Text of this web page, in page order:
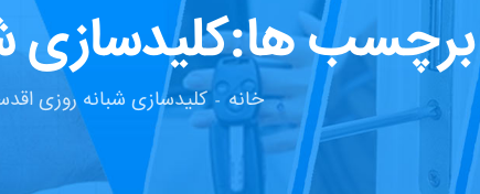
ها:کلیدسازی
خانه کلیدسازی شبانه روزی